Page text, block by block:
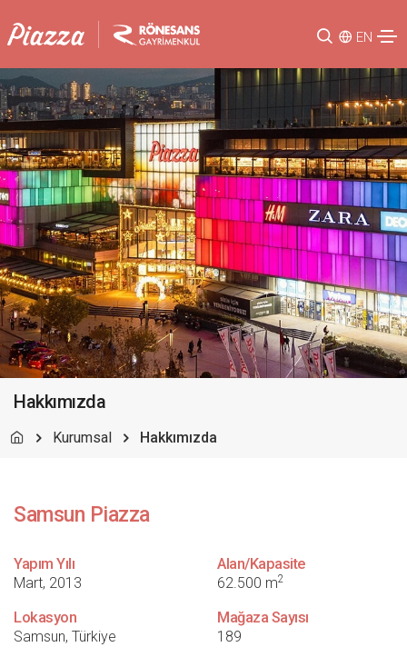
EN
Hakkımızda
Kurumsal Hakkımızda
Samsun Piazza
Yapım Yılı
Mart, 2013
Alan/Kapasite
62.500 m2
Lokasyon
Samsun, Türkiye
Mağaza Sayısı
189